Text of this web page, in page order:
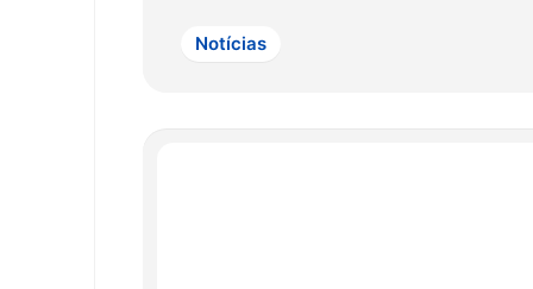
Notícias